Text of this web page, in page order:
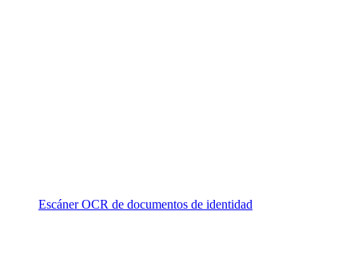
Escáner OCR de documentos de identidad